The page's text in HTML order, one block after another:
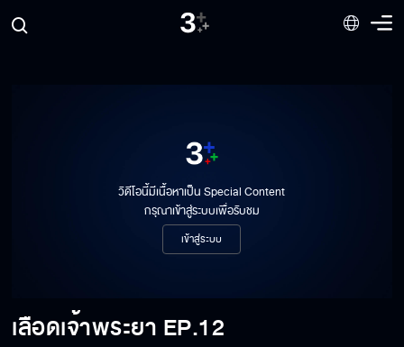
วิดีโอนี้มีเนื้อหาเป็น Special Content
กรุณาเข้าสู่ระบบเพื่อรับชม
เข้าสู่ระบบ
เลือดเจ้าพระยา EP.12